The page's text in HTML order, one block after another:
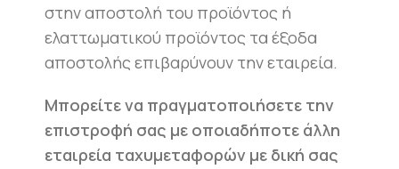
στην αποστολή του προϊόντος ή
ελαττωματικού προϊόντος τα έξοδα
αποστολής επιβαρύνουν την εταιρεία.
Μπορείτε να πραγματοποιήσετε την
επιστροφή σας με οποιαδήποτε άλλη
εταιρεία ταχυμεταφορών με δική σας